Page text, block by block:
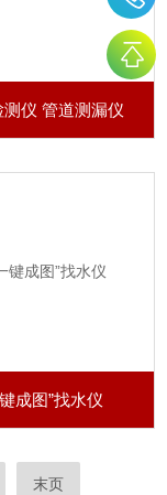
测仪 管道测漏仪
成图”找水仪
末页